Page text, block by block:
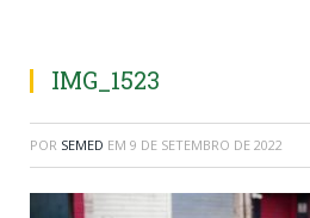
IMG_1523
POR SEMED EM 9 DE SETEMBRO DE 2022